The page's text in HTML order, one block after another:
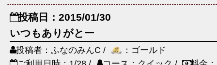
投稿日：2015/01/30
いつもありがとー
投稿者：ふなのみんC /
：ゴールド